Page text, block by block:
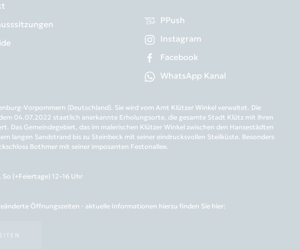
PPush
Instagram
Facebook
WhatsApp Kanal
Vorpommern (Deutschland). Sie wird vom Amt Klützer Winkel verwaltet. Die
04.07.2022 staatlich anerkannte Erholungsorte, die gesamte Stadt Klütz mit ihren
Das Gemeindegebiet, das im malerischen Klützer Winkel zwischen den Hansestädten
langen Sandstrand bis zu Steinbeck mit seiner eindrucksvollen Steilküste. Besonders
Bothmer mit seiner imposanten Festonallee.
(+Feiertage) 12–16 Uhr
Öffnungszeiten - aktuelle Informationen hierzu finden Sie hier: